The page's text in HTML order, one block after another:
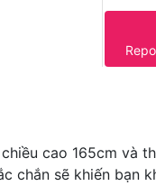
cao 165cm và
chắn sẽ khiến bạn